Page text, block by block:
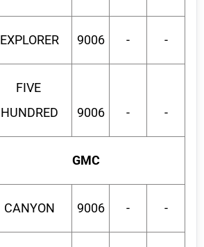
EXPLORER 9006 - -
FIVE
HUNDRED
9006 - -
GMC
CANYON 9006 - -